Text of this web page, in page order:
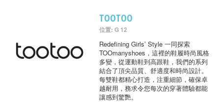
TOOTOO
位置: G 12
Redefining Girls’ Style 一同探索
TOOmanyshoes，這裡的鞋履時尚風格
多變，從運動鞋到高跟鞋，我們的系列
結合了頂尖品質、舒適度和時尚設計。
每雙鞋都精心打造，注重細節，確保卓
越耐用，務求令您每次的穿著體驗都能
讓感到驚艷。